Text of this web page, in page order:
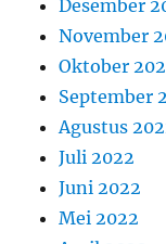
Desember
November
Oktober
September
Agustus
Juli 2022
Juni 2022
Mei 2022